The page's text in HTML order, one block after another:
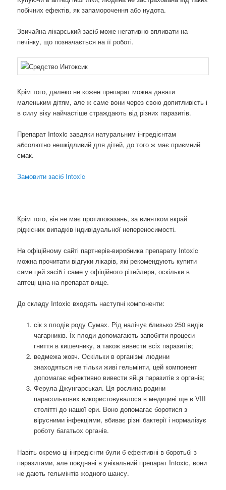
побічних ефектів, як запаморочення або нудота.
Звичайна лікарський засіб може негативно впливати на
печінку, що позначається на її роботі.
Крім того, далеко не кожен препарат можна давати
маленьким дітям, але ж саме вони через свою допитливість і
в силу віку найчастіше страждають від різних паразитів.
Препарат Intoxic завдяки натуральним інгредієнтам
абсолютно нешкідливий для дітей, до того ж має приємний
смак.
Замовити засіб Intoxic
Крім того, він не має протипоказань, за винятком вкрай
рідкісних випадків індивідуальної непереносимості.
На офіційному сайті партнерів-виробника препарату Intoxic
можна прочитати відгуки лікарів, які рекомендують купити
саме цей засіб і саме у офіційного рітейлера, оскільки в
аптеці ціна на препарат вище.
До складу Intoxic входять наступні компоненти:
сік з плодів роду Сумах. Рід налічує близько 250 видів
чагарників. Їх плоди допомагають запобігти процеси
гниття в кишечнику, а також вивести всіх паразитів;
ведмежа жовч. Оскільки в організмі людини
знаходяться не тільки живі гельмінти, цей компонент
допомагає ефективно вивести яйця паразитів з органів;
Ферула Джунгарськая. Ця рослина родини
парасолькових використовувалося в медицині ще в VIII
столітті до нашої ери. Воно допомагає боротися з
вірусними інфекціями, вбиває різні бактерії і нормалізує
роботу багатьох органів.
Навіть окремо ці інгредієнти були б ефективні в боротьбі з
паразитами, але поєднані в унікальний препарат Intoxic, вони
не дають гельмінтів жодного шансу.